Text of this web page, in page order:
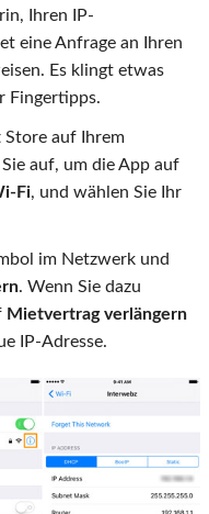
Ihren IP-
eine Anfrage an Ihren
Es klingt etwas
Fingertipps.
auf Ihrem
auf, um die App auf
Fi, und wählen Sie Ihr
im Netzwerk und
. Wenn Sie dazu
Mietvertrag verlängern
IP-Adresse.